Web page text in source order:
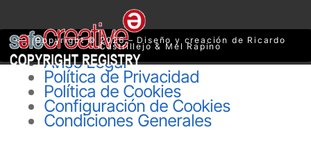
Copyright © 2026 – Diseño y creación de Ricardo
Castrillejo & Mel Rapino
Aviso Legal
Política de Privacidad
Política de Cookies
Configuración de Cookies
Condiciones Generales